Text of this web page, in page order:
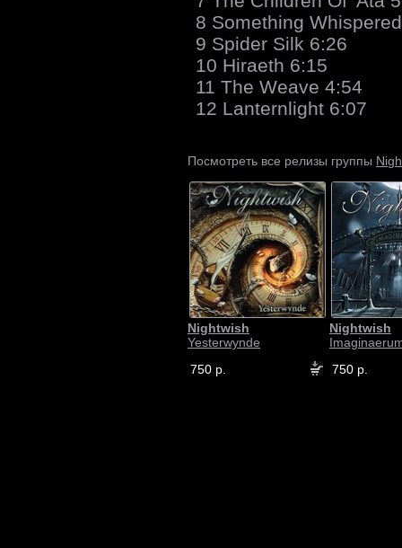
8 Something
9 Spider Silk 6:26
10 Hiraeth 6:15
11 The Weave 4:54
12 Lanternlight 6:07
Посмотреть все релизы группы
Nightwish
Yesterwynde
750 р.
Nightwish
750 р.